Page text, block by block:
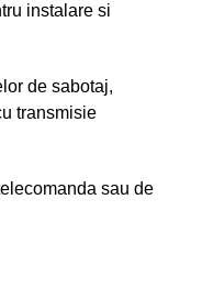
instalare si
de sabotaj,
transmisie
sau de